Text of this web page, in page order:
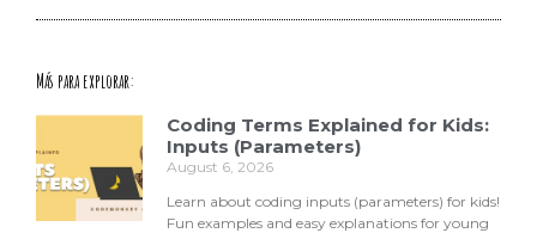
Más para explorar:
Coding Terms Explained for Kids:
Inputs (Parameters)
August 6, 2026
Learn about coding inputs (parameters) for kids!
Fun examples and easy explanations for young